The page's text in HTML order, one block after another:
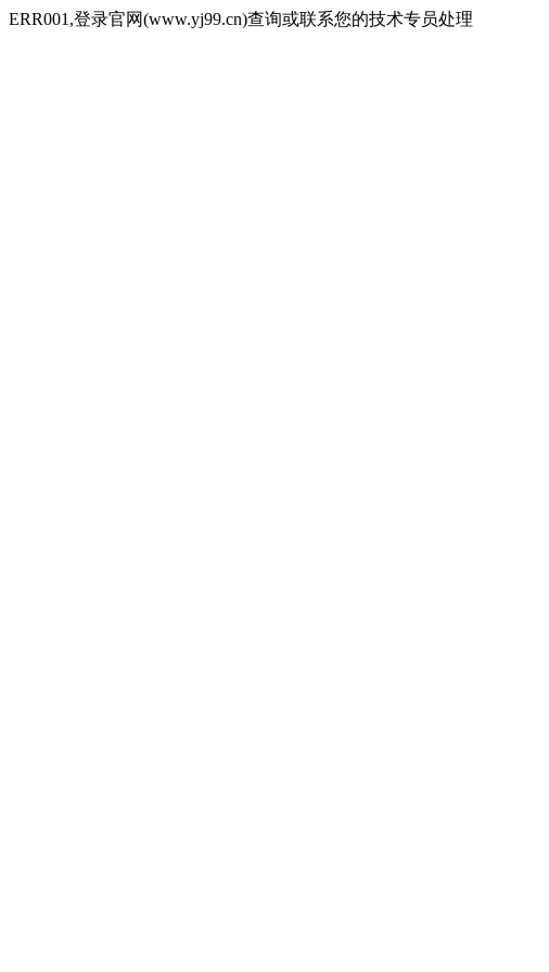
ERR001,登录官网(www.yj99.cn)查询或联系您的技术专员处理